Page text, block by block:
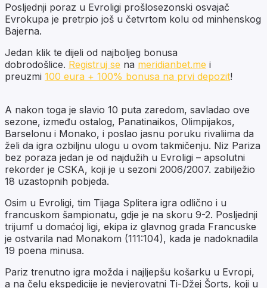
Posljednji poraz u Evroligi prošlosezonski osvajač
Evrokupa je pretrpio još u četvrtom kolu od minhenskog
Bajerna.
Jedan klik te dijeli od najboljeg bonusa
dobrodošlice. Registruj se na meridianbet.me i
preuzmi 100 eura + 100% bonusa na prvi depozit!
A nakon toga je slavio 10 puta zaredom, savladao ove
sezone, između ostalog, Panatinaikos, Olimpijakos,
Barselonu i Monako, i poslao jasnu poruku rivaliima da
želi da igra ozbiljnu ulogu u ovom takmičenju. Niz Pariza
bez poraza jedan je od najdužih u Evroligi – apsolutni
rekorder je CSKA, koji je u sezoni 2006/2007. zabilježio
18 uzastopnih pobjeda.
Osim u Evroligi, tim Tijaga Splitera igra odlično i u
francuskom šampionatu, gdje je na skoru 9-2. Posljednji
trijumf u domaćoj ligi, ekipa iz glavnog grada Francuske
je ostvarila nad Monakom (111:104), kada je nadoknadila
19 poena minusa.
Pariz trenutno igra možda i najljepšu košarku u Evropi,
a na čelu ekspedicije je nevjerovatni Ti-Džej Šorts, koji u